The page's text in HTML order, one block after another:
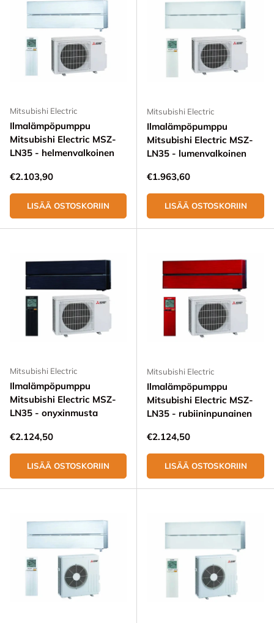
Mitsubishi Electric
Ilmalämpöpumppu
Mitsubishi Electric MSZ-
LN35 - helmenvalkoinen
Normaali hinta
€2.103,90
LISÄÄ OSTOSKORIIN
Mitsubishi Electric
Ilmalämpöpumppu
Mitsubishi Electric MSZ-
LN35 - lumenvalkoinen
Normaali hinta
€1.963,60
LISÄÄ OSTOSKORIIN
Mitsubishi Electric
Ilmalämpöpumppu
Mitsubishi Electric MSZ-
LN35 - onyxinmusta
Normaali hinta
€2.124,50
LISÄÄ OSTOSKORIIN
Mitsubishi Electric
Ilmalämpöpumppu
Mitsubishi Electric MSZ-
LN35 - rubiininpunainen
Normaali hinta
€2.124,50
LISÄÄ OSTOSKORIIN